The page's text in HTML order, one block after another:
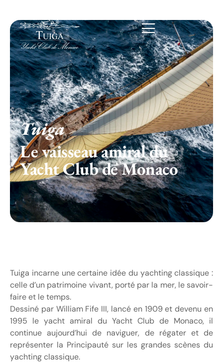
Tuiga
Le vaisseau amiral du
Yacht Club de Monaco
Tuiga incarne une certaine idée du yachting classique :
celle d’un patrimoine vivant, porté par la mer, le savoir-
faire et le temps.
Dessiné par William Fife III, lancé en 1909 et devenu en
1995 le yacht amiral du Yacht Club de Monaco, il
continue aujourd’hui de naviguer, de régater et de
représenter la Principauté sur les grandes scènes du
yachting classique.